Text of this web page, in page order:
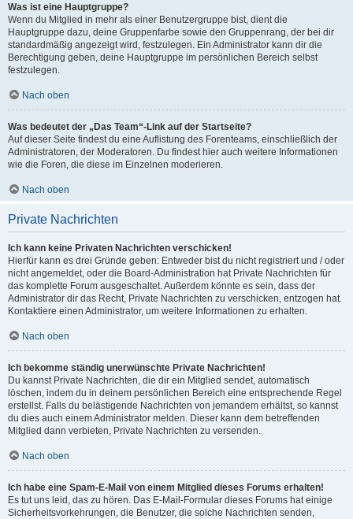
Was ist eine Hauptgruppe?
Wenn du Mitglied in mehr als einer Benutzergruppe bist, dient die
Hauptgruppe dazu, deine Gruppenfarbe sowie den Gruppenrang, der bei dir
standardmäßig angezeigt wird, festzulegen. Ein Administrator kann dir die
Berechtigung geben, deine Hauptgruppe im persönlichen Bereich selbst
festzulegen.
Nach oben
Was bedeutet der „Das Team“-Link auf der Startseite?
Auf dieser Seite findest du eine Auflistung des Forenteams, einschließlich der
Administratoren, der Moderatoren. Du findest hier auch weitere Informationen
wie die Foren, die diese im Einzelnen moderieren.
Nach oben
Private Nachrichten
Ich kann keine Privaten Nachrichten verschicken!
Hierfür kann es drei Gründe geben: Entweder bist du nicht registriert und / oder
nicht angemeldet, oder die Board-Administration hat Private Nachrichten für
das komplette Forum ausgeschaltet. Außerdem könnte es sein, dass der
Administrator dir das Recht, Private Nachrichten zu verschicken, entzogen hat.
Kontaktiere einen Administrator, um weitere Informationen zu erhalten.
Nach oben
Ich bekomme ständig unerwünschte Private Nachrichten!
Du kannst Private Nachrichten, die dir ein Mitglied sendet, automatisch
löschen, indem du in deinem persönlichen Bereich eine entsprechende Regel
erstellst. Falls du belästigende Nachrichten von jemandem erhältst, so kannst
du dies auch einem Administrator melden. Dieser kann dem betreffenden
Mitglied dann verbieten, Private Nachrichten zu versenden.
Nach oben
Ich habe eine Spam-E-Mail von einem Mitglied dieses Forums erhalten!
Es tut uns leid, das zu hören. Das E-Mail-Formular dieses Forums hat einige
Sicherheitsvorkehrungen, die Benutzer, die solche Nachrichten senden,